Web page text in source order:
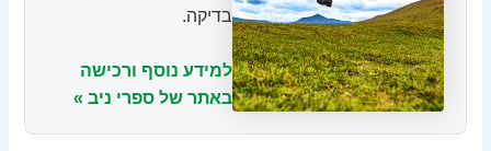
בדיקה.
למידע נוסף ורכישה
באתר של ספרי ניב »